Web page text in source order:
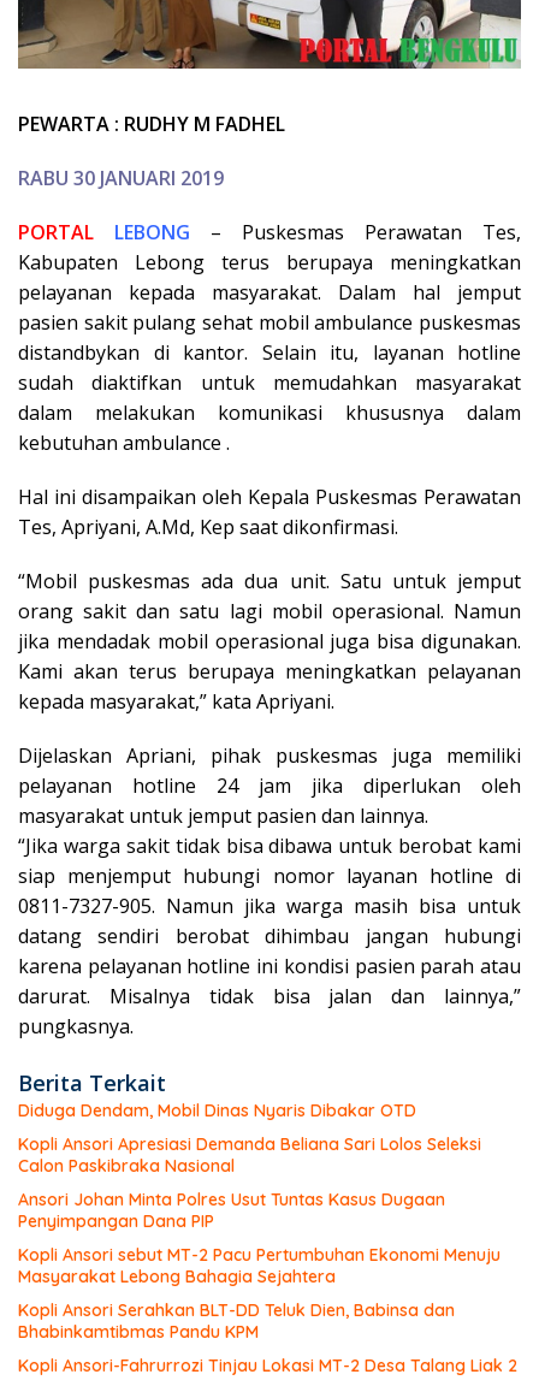
PEWARTA : RUDHY M FADHEL
RABU 30 JANUARI 2019
PORTAL LEBONG – Puskesmas Perawatan Tes,
Kabupaten Lebong terus berupaya meningkatkan
pelayanan kepada masyarakat. Dalam hal jemput
pasien sakit pulang sehat mobil ambulance puskesmas
distandbykan di kantor. Selain itu, layanan hotline
sudah diaktifkan untuk memudahkan masyarakat
dalam melakukan komunikasi khususnya dalam
kebutuhan ambulance .
Hal ini disampaikan oleh Kepala Puskesmas Perawatan
Tes, Apriyani, A.Md, Kep saat dikonfirmasi.
“Mobil puskesmas ada dua unit. Satu untuk jemput
orang sakit dan satu lagi mobil operasional. Namun
jika mendadak mobil operasional juga bisa digunakan.
Kami akan terus berupaya meningkatkan pelayanan
kepada masyarakat,” kata Apriyani.
Dijelaskan Apriani, pihak puskesmas juga memiliki
pelayanan hotline 24 jam jika diperlukan oleh
masyarakat untuk jemput pasien dan lainnya.
“Jika warga sakit tidak bisa dibawa untuk berobat kami
siap menjemput hubungi nomor layanan hotline di
0811-7327-905. Namun jika warga masih bisa untuk
datang sendiri berobat dihimbau jangan hubungi
karena pelayanan hotline ini kondisi pasien parah atau
darurat. Misalnya tidak bisa jalan dan lainnya,”
pungkasnya.
Berita Terkait
Diduga Dendam, Mobil Dinas Nyaris Dibakar OTD
Kopli Ansori Apresiasi Demanda Beliana Sari Lolos Seleksi
Calon Paskibraka Nasional
Ansori Johan Minta Polres Usut Tuntas Kasus Dugaan
Penyimpangan Dana PIP
Kopli Ansori sebut MT-2 Pacu Pertumbuhan Ekonomi Menuju
Masyarakat Lebong Bahagia Sejahtera
Kopli Ansori Serahkan BLT-DD Teluk Dien, Babinsa dan
Bhabinkamtibmas Pandu KPM
Kopli Ansori-Fahrurrozi Tinjau Lokasi MT-2 Desa Talang Liak 2